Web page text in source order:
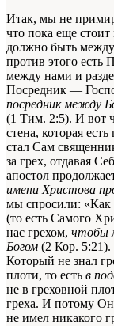
Итак, мы не
что пока еще
должно быть между
против этого есть
между нами и
Посредник —
посредник между
(1 Тим. 2:5). И вот
стена, которая
стал Сам
за грех, отдавая
апостол
имени Христова
мы спросили:
(то есть Самого
нас грехом, чтобы
Богом (2 Кор. 5:21).
Который не знал
плоти, то есть в
не в греховной
греха. И потому
не имел никакого